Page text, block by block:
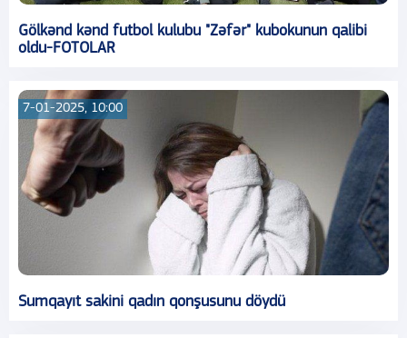
Gölkənd kənd futbol kulubu "Zəfər" kubokunun qalibi
oldu-FOTOLAR
7-01-2025, 10:00
Sumqayıt sakini qadın qonşusunu döydü